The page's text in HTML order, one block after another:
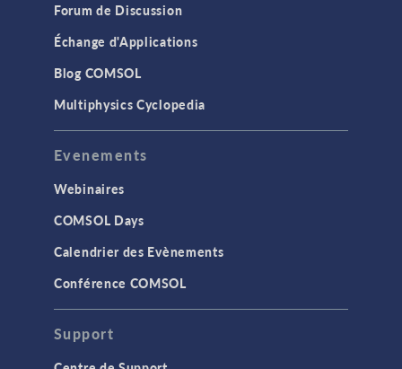
Forum de Discussion
Échange d'Applications
Blog COMSOL
Multiphysics Cyclopedia
Evenements
Webinaires
COMSOL Days
Calendrier des Evènements
Conférence COMSOL
Support